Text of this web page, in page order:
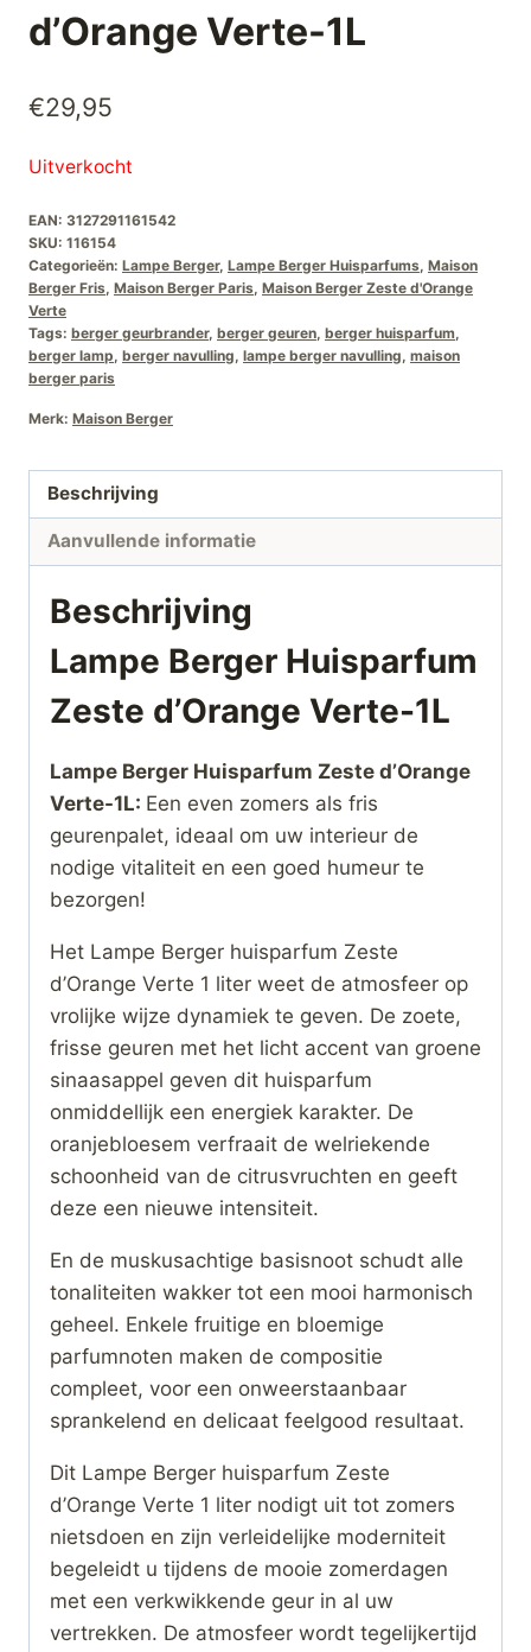
d’Orange Verte-1L
€29,95
Uitverkocht
EAN: 3127291161542
SKU: 116154
Categorieën: Lampe Berger, Lampe Berger Huisparfums, Maison
Berger Fris, Maison Berger Paris, Maison Berger Zeste d'Orange
Verte
Tags: berger geurbrander, berger geuren, berger huisparfum,
berger lamp, berger navulling, lampe berger navulling, maison
berger paris
Merk: Maison Berger
Beschrijving
Aanvullende informatie
Beschrijving
Lampe Berger Huisparfum
Zeste d’Orange Verte-1L
Lampe Berger Huisparfum Zeste d’Orange
Verte-1L: Een even zomers als fris
geurenpalet, ideaal om uw interieur de
nodige vitaliteit en een goed humeur te
bezorgen!
Het Lampe Berger huisparfum Zeste
d’Orange Verte 1 liter weet de atmosfeer op
vrolijke wijze dynamiek te geven. De zoete,
frisse geuren met het licht accent van groene
sinaasappel geven dit huisparfum
onmiddellijk een energiek karakter. De
oranjebloesem verfraait de welriekende
schoonheid van de citrusvruchten en geeft
deze een nieuwe intensiteit.
En de muskusachtige basisnoot schudt alle
tonaliteiten wakker tot een mooi harmonisch
geheel. Enkele fruitige en bloemige
parfumnoten maken de compositie
compleet, voor een onweerstaanbaar
sprankelend en delicaat feelgood resultaat.
Dit Lampe Berger huisparfum Zeste
d’Orange Verte 1 liter nodigt uit tot zomers
nietsdoen en zijn verleidelijke moderniteit
begeleidt u tijdens de mooie zomerdagen
met een verkwikkende geur in al uw
vertrekken. De atmosfeer wordt tegelijkertijd